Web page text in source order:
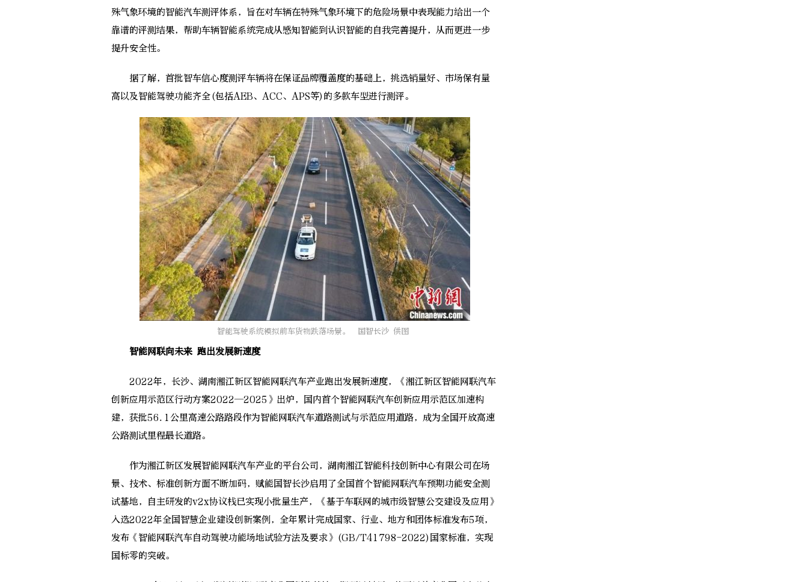
殊气象环境的智能汽车测评体系，旨在对车辆在特殊气象环境下的危险场景中表现能力给出一个
靠谱的评测结果，帮助车辆智能系统完成从感知智能到认识智能的自我完善提升，从而更进一步
提升安全性。
据了解，首批智车信心度测评车辆将在保证品牌覆盖度的基础上，挑选销量好、市场保有量
高以及智能驾驶功能齐全(包括AEB、ACC、APS等)的多款车型进行测评。
智能驾驶系统模拟前车货物跌落场景。 国智长沙 供图
智能网联向未来 跑出发展新速度
2022年，长沙、湖南湘江新区智能网联汽车产业跑出发展新速度，《湘江新区智能网联汽车
创新应用示范区行动方案2022—2025》出炉，国内首个智能网联汽车创新应用示范区加速构
建，获批56.1公里高速公路路段作为智能网联汽车道路测试与示范应用道路，成为全国开放高速
公路测试里程最长道路。
作为湘江新区发展智能网联汽车产业的平台公司，湖南湘江智能科技创新中心有限公司在场
景、技术、标准创新方面不断加码，赋能国智长沙启用了全国首个智能网联汽车预期功能安全测
试基地，自主研发的v2x协议栈已实现小批量生产，《基于车联网的城市级智慧公交建设及应用》
入选2022年全国智慧企业建设创新案例，全年累计完成国家、行业、地方和团体标准发布5项，
发布《智能网联汽车自动驾驶功能场地试验方法及要求》(GB/T41798-2022)国家标准，实现
国标零的突破。